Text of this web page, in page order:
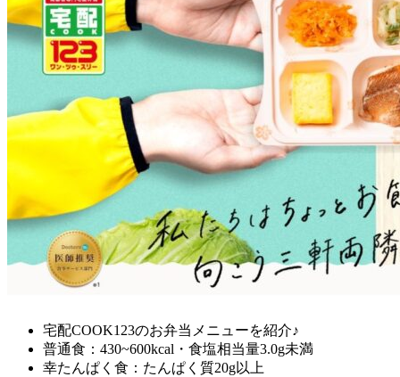
宅配COOK123のお弁当メニューを紹介♪
普通食：430~600kcal・食塩相当量3.0g未満
幸たんぱく食：たんぱく質20g以上